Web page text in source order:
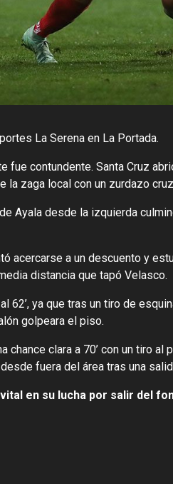
La Serena en La Portada.
fue contundente. Santa Cruz
la zaga local con un zurdazo
Ayala desde la izquierda
acercarse a un descuento y
distancia que tapó Velasco.
62’, ya que tras un tiro de
golpeara el piso.
chance clara a 70’ con un tiro
fuera del área tras una
en su lucha por salir del